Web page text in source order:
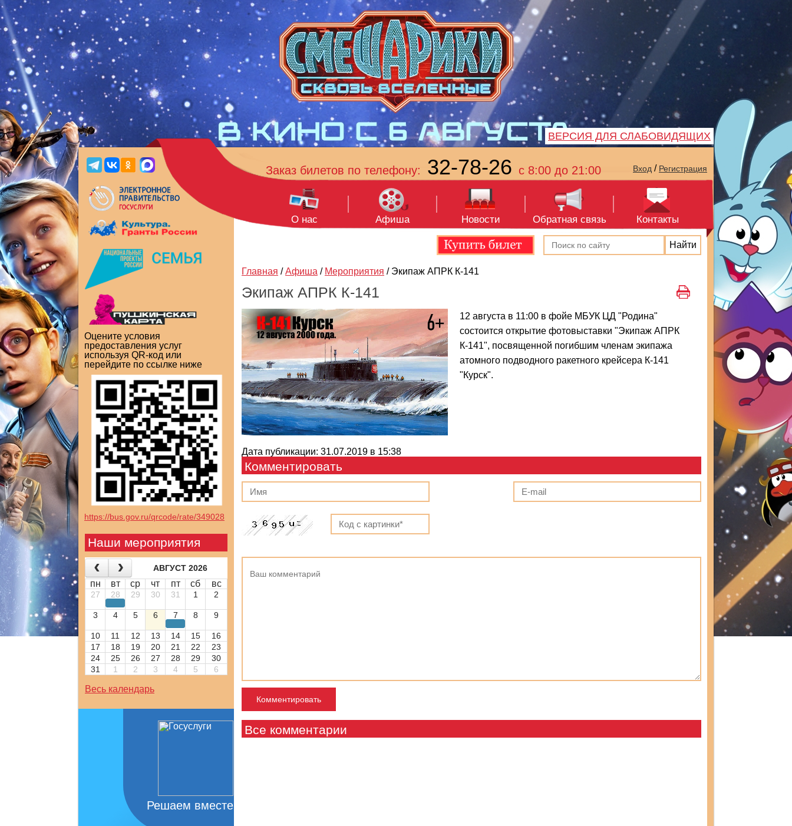
ВЕРСИЯ ДЛЯ СЛАБОВИДЯЩИХ
Оцените условия
предоставления услуг
используя QR-код или
перейдите по ссылке ниже
https://bus.gov.ru/qrcode/rate/349028
Наши мероприятия
АВГУСТ 2026
пн вт ср чт пт сб вс
27 28 29 30 31 1 2
3 4 5 6 7 8 9
10 11 12 13 14 15
16
17
18 19 20 21 22
23
24
25 26 27 28 29
30
31
1 2 3 4 5 6
Весь календарь
Решаем вместе
Заказ билетов по телефону: 32-78-26 с 8:00 до 21:00 Вход / Регистрация
О нас Афиша Новости Обратная связь Контакты
Главная / Афиша / Мероприятия / Экипаж АПРК К-141
Экипаж АПРК К-141
12 августа в 11:00 в фойе МБУК ЦД "Родина"
состоится открытие фотовыставки "Экипаж АПРК
К-141", посвященной погибшим членам экипажа
атомного подводного ракетного крейсера К-141
"Курск".
Дата публикации: 31.07.2019 в 15:38
Комментировать
Все комментарии